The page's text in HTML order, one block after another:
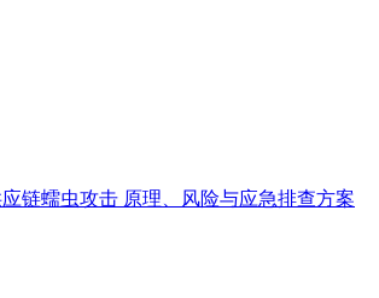
应链蠕虫攻击 原理、风险与应急排查方案